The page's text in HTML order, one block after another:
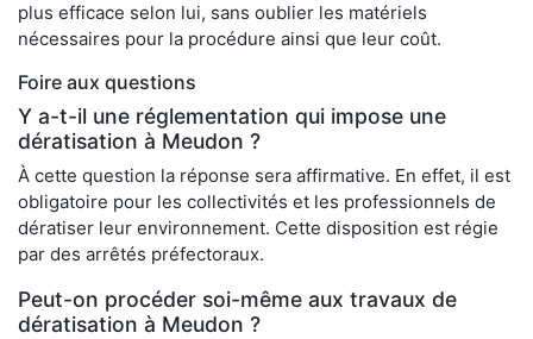
plus efficace selon lui, sans oublier les matériels
nécessaires pour la procédure ainsi que leur coût.
Foire aux questions
Y a-t-il une réglementation qui impose une
dératisation à Meudon ?
À cette question la réponse sera affirmative. En effet, il est
obligatoire pour les collectivités et les professionnels de
dératiser leur environnement. Cette disposition est régie
par des arrêtés préfectoraux.
Peut-on procéder soi-même aux travaux de
dératisation à Meudon ?